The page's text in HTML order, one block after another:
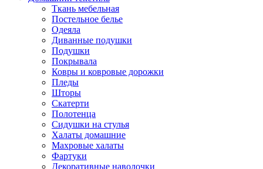
Ткань мебельная
Постельное белье
Одеяла
Диванные подушки
Подушки
Покрывала
Ковры и ковровые дорожки
Пледы
Шторы
Скатерти
Полотенца
Сидушки на стулья
Халаты домашние
Махровые халаты
Фартуки
Декоративные наволочки